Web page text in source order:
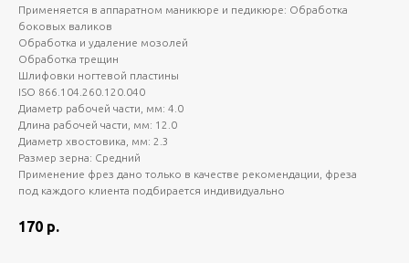
Применяется в аппаратном маникюре и педикюре: Обработка
боковых валиков
Обработка и удаление мозолей
Обработка трещин
Шлифовки ногтевой пластины
ISO 866.104.260.120.040
Диаметр рабочей части, мм: 4.0
Длина рабочей части, мм: 12.0
Диаметр хвостовика, мм: 2.3
Размер зерна: Средний
Применение фрез дано только в качестве рекомендации, фреза
под каждого клиента подбирается индивидуально
170 р.